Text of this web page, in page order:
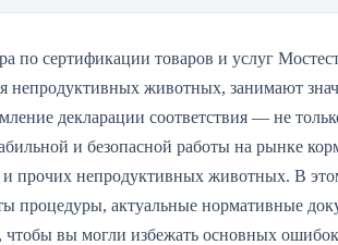
по сертификации товаров и услуг
непродуктивных животных, занимают
декларации соответствия — не
и безопасной работы на рынке
и прочих непродуктивных животных. В
процедуры, актуальные нормативные
чтобы вы могли избежать основных